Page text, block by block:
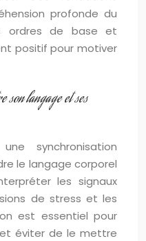
profonde du
ordres de base et
positif pour motiver
son langage et ses
synchronisation
le langage corporel
les signaux
de stress et les
est essentiel pour
éviter de le mettre